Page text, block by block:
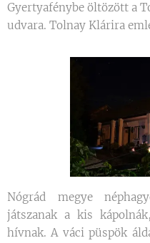
Gyertyafénybe öltözött a
udvara. Tolnay Klárira
Nógrád megye
játszanak a kis
hívnak. A váci püspök